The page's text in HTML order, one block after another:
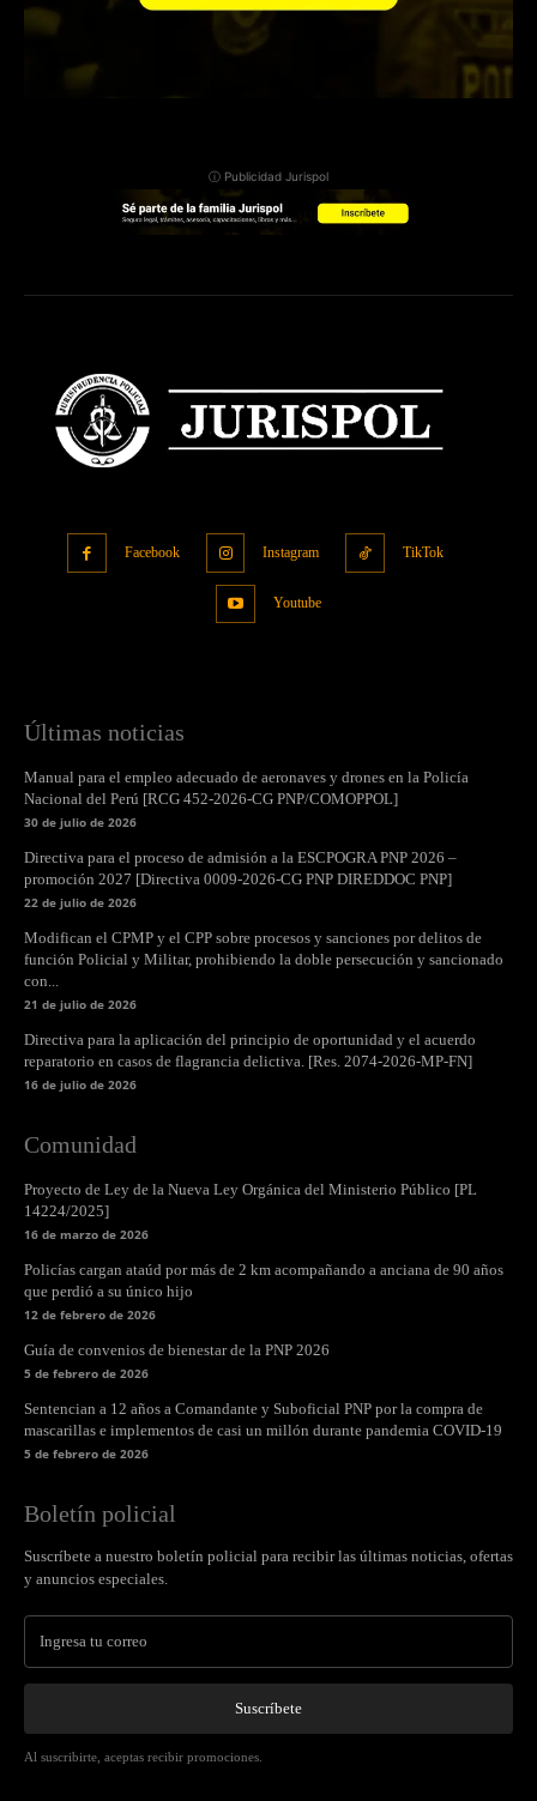
ⓘ Publicidad Jurispol
Facebook Instagram TikTok
Youtube
Últimas noticias
Manual para el empleo adecuado de aeronaves y drones en la Policía
Nacional del Perú [RCG 452-2026-CG PNP/COMOPPOL]
30 de julio de 2026
Directiva para el proceso de admisión a la ESCPOGRA PNP 2026 –
promoción 2027 [Directiva 0009-2026-CG PNP DIREDDOC PNP]
22 de julio de 2026
Modifican el CPMP y el CPP sobre procesos y sanciones por delitos de
función Policial y Militar, prohibiendo la doble persecución y sancionado
con...
21 de julio de 2026
Directiva para la aplicación del principio de oportunidad y el acuerdo
reparatorio en casos de flagrancia delictiva. [Res. 2074-2026-MP-FN]
16 de julio de 2026
Comunidad
Proyecto de Ley de la Nueva Ley Orgánica del Ministerio Público [PL
14224/2025]
16 de marzo de 2026
Policías cargan ataúd por más de 2 km acompañando a anciana de 90 años
que perdió a su único hijo
12 de febrero de 2026
Guía de convenios de bienestar de la PNP 2026
5 de febrero de 2026
Sentencian a 12 años a Comandante y Suboficial PNP por la compra de
mascarillas e implementos de casi un millón durante pandemia COVID-19
5 de febrero de 2026
Boletín policial
Suscríbete a nuestro boletín policial para recibir las últimas noticias, ofertas
y anuncios especiales.
Suscríbete
Al suscribirte, aceptas recibir promociones.